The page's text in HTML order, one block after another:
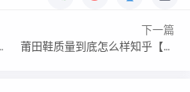
下一篇
莆田鞋质量到底怎么样知乎【莆田鞋质量到底怎么样】